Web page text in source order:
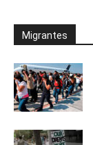
Migrantes